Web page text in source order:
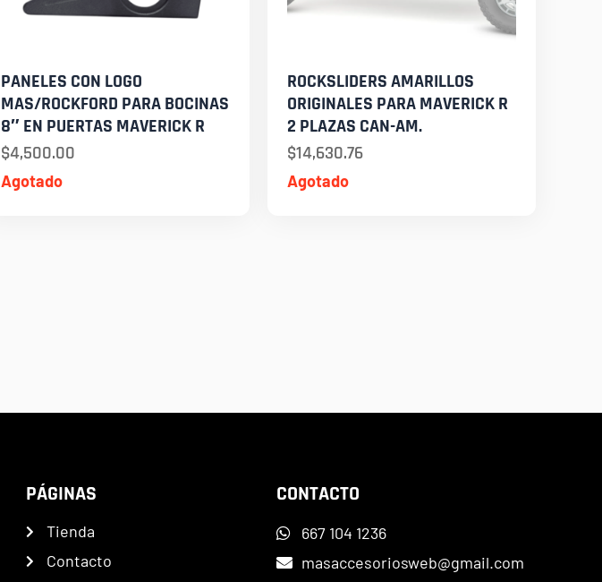
Agotado
PANELES CON LOGO
MAS/ROCKFORD PARA BOCINAS
8″ EN PUERTAS MAVERICK R
$4,500.00
Agotado
ROCKSLIDERS AMARILLOS
ORIGINALES PARA MAVERICK R
2 PLAZAS CAN-AM.
$14,630.76
PÁGINAS
Tienda
Contacto
CONTACTO
667 104 1236
masaccesoriosweb@gmail.com